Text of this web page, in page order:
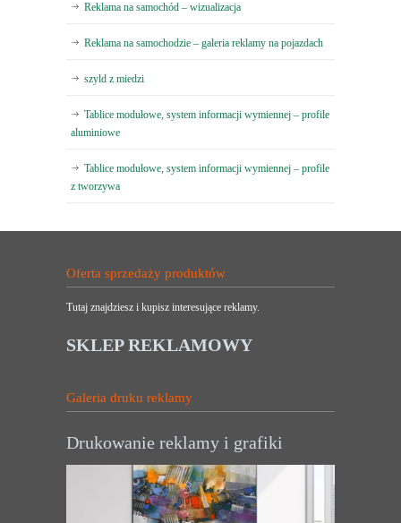
Reklama na samochód – wizualizacja
Reklama na samochodzie – galeria reklamy na pojazdach
szyld z miedzi
Tablice modułowe, system informacji wymiennej – profile
aluminiowe
Tablice modułowe, system informacji wymiennej – profile
z tworzywa
Oferta sprzedaży produktów
Tutaj znajdziesz i kupisz interesujące reklamy.
SKLEP REKLAMOWY
Galeria druku reklamy
Drukowanie reklamy i grafiki